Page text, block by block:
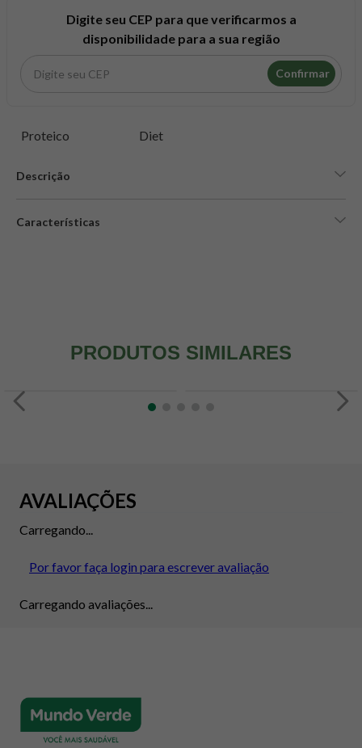
Digite seu CEP para que verificarmos a
disponibilidade para a sua região
Confirmar
Proteico Diet
Descrição
Características
PRODUTOS SIMILARES
AVALIAÇÕES
Carregando...
Por favor faça login para escrever avaliação
Carregando avaliações...
psyllium